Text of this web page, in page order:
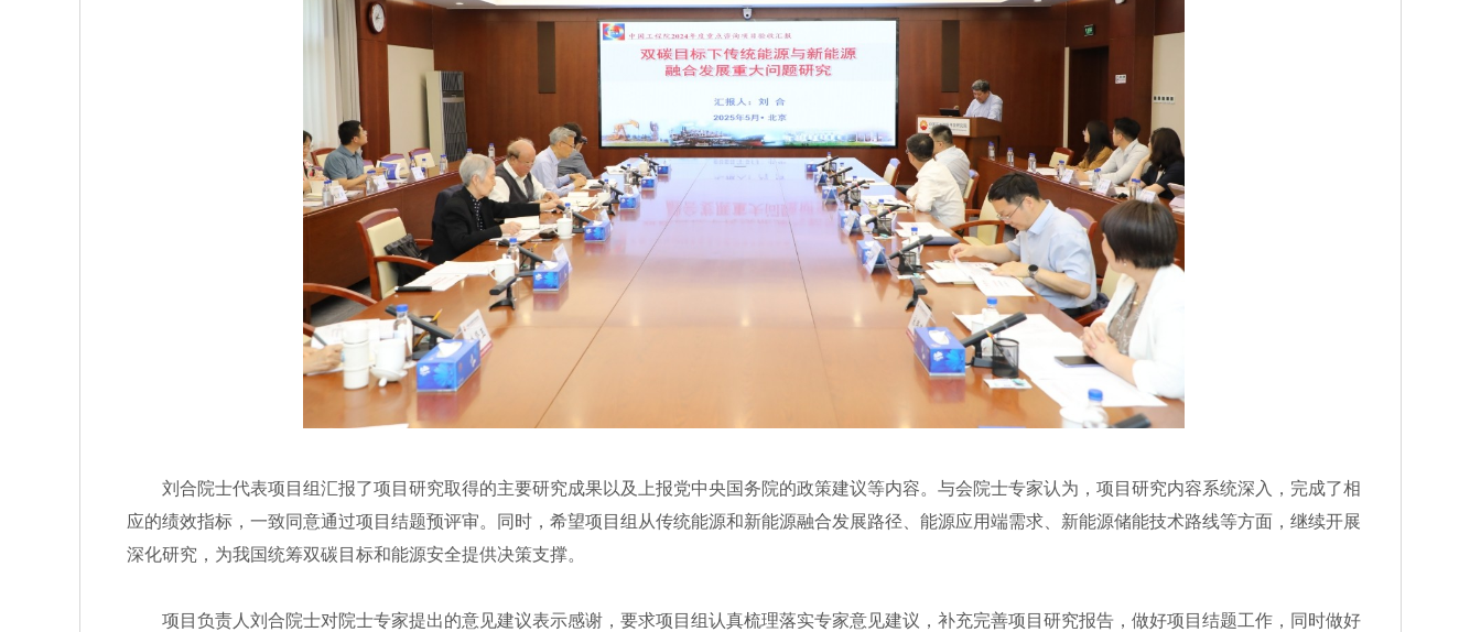
刘合院士代表项目组汇报了项目研究取得的主要研究成果以及上报党中央国务院的政策建议等内容。与会院士专家认为，项目研究内容系统深入，完成了相
应的绩效指标，一致同意通过项目结题预评审。同时，希望项目组从传统能源和新能源融合发展路径、能源应用端需求、新能源储能技术路线等方面，继续开展
深化研究，为我国统筹双碳目标和能源安全提供决策支撑。
项目负责人刘合院士对院士专家提出的意见建议表示感谢，要求项目组认真梳理落实专家意见建议，补充完善项目研究报告，做好项目结题工作，同时做好